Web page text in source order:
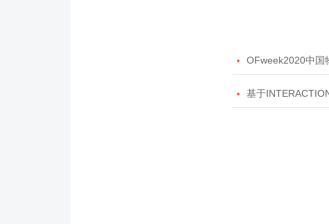
 OFweek2020中国
 基于INTERACTION数